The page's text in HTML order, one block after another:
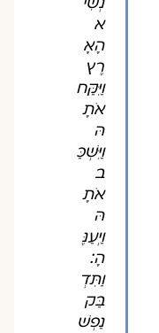
א
הָאָ
רֶץ
וַיִּקַּח
אֹתָ
הּ
וַיִּשְׁכַּ
ב
אֹתָ
הּ
וַיְעַנֶּ
הָ׃
וַתִּדְ
בַּק
נַפְשׁ